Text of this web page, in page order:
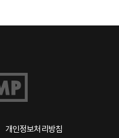
개인정보처리방침